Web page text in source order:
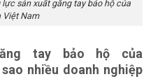
sản xuất găng tay bảo hộ của
Việt Nam
tay bảo hộ của
nhiều doanh nghiệp